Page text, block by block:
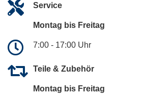
Service
Montag bis Freitag
7:00 - 17:00 Uhr
Teile & Zubehör
Montag bis Freitag